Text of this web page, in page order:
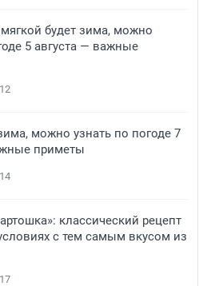
будет зима, можно
5 августа — важные
12
можно узнать по погоде 7
приметы
14
классический рецепт
с тем самым вкусом из
17